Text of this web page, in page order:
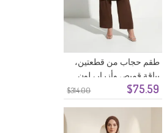
$314.00 $75.59
طقم حجاب من قطعتين،
بياقة قميص وأزرار، لون
بني، رقم الموديل 2303-01